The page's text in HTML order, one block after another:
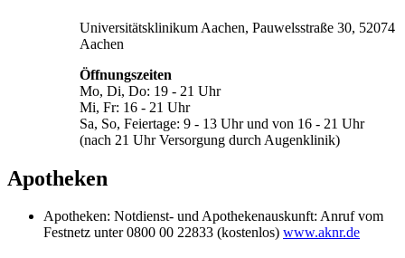
Universitätsklinikum Aachen, Pauwelsstraße 30, 52074
Aachen
Öffnungszeiten
Mo, Di, Do: 19 - 21 Uhr
Mi, Fr: 16 - 21 Uhr
Sa, So, Feiertage: 9 - 13 Uhr und von 16 - 21 Uhr
(nach 21 Uhr Versorgung durch Augenklinik)
Apotheken
Apotheken: Notdienst- und Apothekenauskunft: Anruf vom
Festnetz unter 0800 00 22833 (kostenlos) www.aknr.de